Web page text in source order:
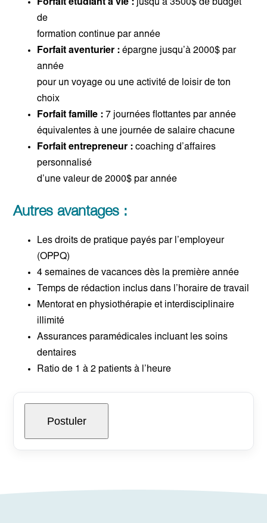
Forfait étudiant à vie : jusqu’à 3500$ de budget
de
formation continue par année
Forfait aventurier : épargne jusqu’à 2000$ par
année
pour un voyage ou une activité de loisir de ton
choix
Forfait famille : 7 journées flottantes par année
équivalentes à une journée de salaire chacune
Forfait entrepreneur : coaching d’affaires
personnalisé
d’une valeur de 2000$ par année
Autres avantages :
Les droits de pratique payés par l’employeur
(OPPQ)
4 semaines de vacances dès la première année
Temps de rédaction inclus dans l’horaire de travail
Mentorat en physiothérapie et interdisciplinaire
illimité
Assurances paramédicales incluant les soins
dentaires
Ratio de 1 à 2 patients à l’heure